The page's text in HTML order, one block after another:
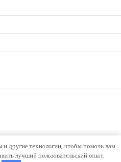
балансТема Hourly News от
и другие технологии, чтобы помочь вам
лучший пользовательский опыт.